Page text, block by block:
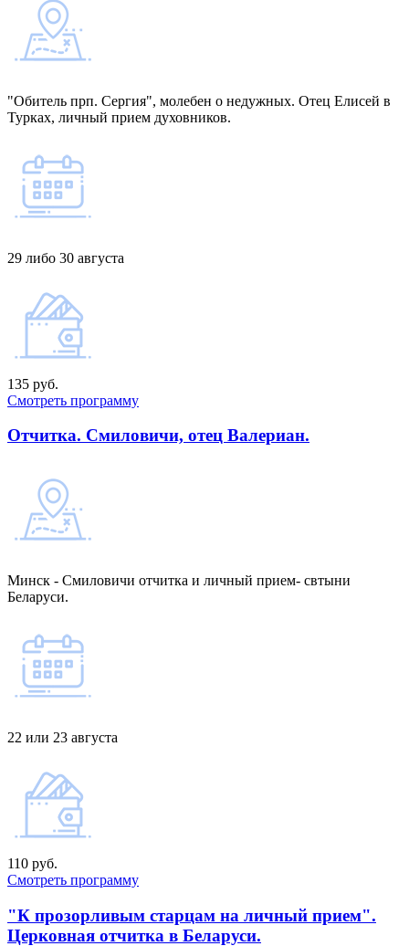
"Обитель прп. Сергия", молебен о недужных. Отец Елисей в
Турках, личный прием духовников.
29 либо 30 августа
135 руб.
Смотреть программу
Отчитка. Смиловичи, отец Валериан.
Минск - Смиловичи отчитка и личный прием- свтыни
Беларуси.
22 или 23 августа
110 руб.
Смотреть программу
"К прозорливым старцам на личный прием".
Церковная отчитка в Беларуси.